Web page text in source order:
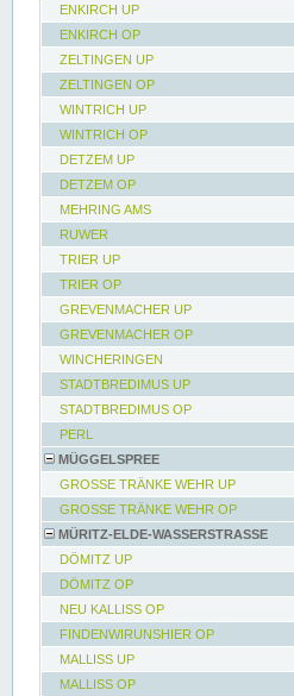
ENKIRCH UP
ENKIRCH OP
ZELTINGEN UP
ZELTINGEN OP
WINTRICH UP
WINTRICH OP
DETZEM UP
DETZEM OP
MEHRING AMS
RUWER
TRIER UP
TRIER OP
GREVENMACHER UP
GREVENMACHER OP
WINCHERINGEN
STADTBREDIMUS UP
STADTBREDIMUS OP
PERL
MÜGGELSPREE
GROSSE TRÄNKE WEHR UP
GROSSE TRÄNKE WEHR OP
MÜRITZ-ELDE-WASSERSTRASSE
DÖMITZ UP
DÖMITZ OP
NEU KALLISS OP
FINDENWIRUNSHIER OP
MALLISS UP
MALLISS OP